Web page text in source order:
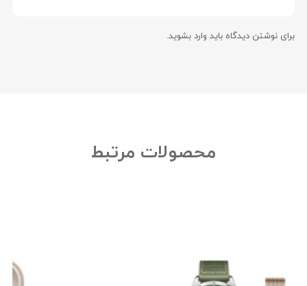
برای نوشتن دیدگاه باید وارد بشوید.
محصولات مرتبط